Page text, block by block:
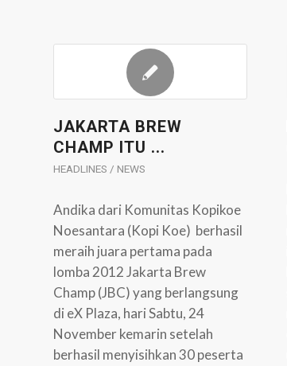
JAKARTA BREW
CHAMP ITU ...
HEADLINES / NEWS
Andika dari Komunitas Kopikoe
Noesantara (Kopi Koe) berhasil
meraih juara pertama pada
lomba 2012 Jakarta Brew
Champ (JBC) yang berlangsung
di eX Plaza, hari Sabtu, 24
November kemarin setelah
berhasil menyisihkan 30 peserta